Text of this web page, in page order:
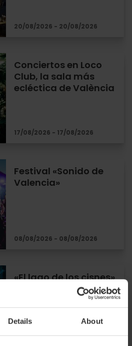
Details About
20/08/2026 - 20/08/2026
Conciertos en Loco
Club, la sala más
ecléctica de València
17/08/2026 - 17/08/2026
Festival «Sonido de
Valencia»
08/08/2026 - 08/08/2026
«El lago de los cisnes»
se representa este
verano en València